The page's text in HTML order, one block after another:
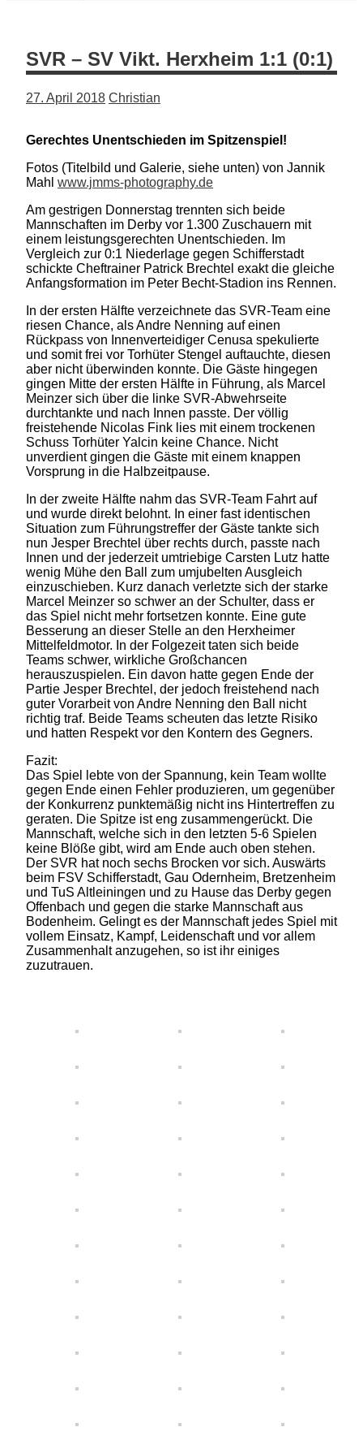
SVR – SV Vikt. Herxheim 1:1 (0:1)
27. April 2018 Christian
Gerechtes Unentschieden im Spitzenspiel!
Fotos (Titelbild und Galerie, siehe unten) von Jannik
Mahl www.jmms-photography.de
Am gestrigen Donnerstag trennten sich beide
Mannschaften im Derby vor 1.300 Zuschauern mit
einem leistungsgerechten Unentschieden. Im
Vergleich zur 0:1 Niederlage gegen Schifferstadt
schickte Cheftrainer Patrick Brechtel exakt die gleiche
Anfangsformation im Peter Becht-Stadion ins Rennen.
In der ersten Hälfte verzeichnete das SVR-Team eine
riesen Chance, als Andre Nenning auf einen
Rückpass von Innenverteidiger Cenusa spekulierte
und somit frei vor Torhüter Stengel auftauchte, diesen
aber nicht überwinden konnte. Die Gäste hingegen
gingen Mitte der ersten Hälfte in Führung, als Marcel
Meinzer sich über die linke SVR-Abwehrseite
durchtankte und nach Innen passte. Der völlig
freistehende Nicolas Fink lies mit einem trockenen
Schuss Torhüter Yalcin keine Chance. Nicht
unverdient gingen die Gäste mit einem knappen
Vorsprung in die Halbzeitpause.
In der zweite Hälfte nahm das SVR-Team Fahrt auf
und wurde direkt belohnt. In einer fast identischen
Situation zum Führungstreffer der Gäste tankte sich
nun Jesper Brechtel über rechts durch, passte nach
Innen und der jederzeit umtriebige Carsten Lutz hatte
wenig Mühe den Ball zum umjubelten Ausgleich
einzuschieben. Kurz danach verletzte sich der starke
Marcel Meinzer so schwer an der Schulter, dass er
das Spiel nicht mehr fortsetzen konnte. Eine gute
Besserung an dieser Stelle an den Herxheimer
Mittelfeldmotor. In der Folgezeit taten sich beide
Teams schwer, wirkliche Großchancen
herauszuspielen. Ein davon hatte gegen Ende der
Partie Jesper Brechtel, der jedoch freistehend nach
guter Vorarbeit von Andre Nenning den Ball nicht
richtig traf. Beide Teams scheuten das letzte Risiko
und hatten Respekt vor den Kontern des Gegners.
Fazit:
Das Spiel lebte von der Spannung, kein Team wollte
gegen Ende einen Fehler produzieren, um gegenüber
der Konkurrenz punktemäßig nicht ins Hintertreffen zu
geraten. Die Spitze ist eng zusammengerückt. Die
Mannschaft, welche sich in den letzten 5-6 Spielen
keine Blöße gibt, wird am Ende auch oben stehen.
Der SVR hat noch sechs Brocken vor sich. Auswärts
beim FSV Schifferstadt, Gau Odernheim, Bretzenheim
und TuS Altleiningen und zu Hause das Derby gegen
Offenbach und gegen die starke Mannschaft aus
Bodenheim. Gelingt es der Mannschaft jedes Spiel mit
vollem Einsatz, Kampf, Leidenschaft und vor allem
Zusammenhalt anzugehen, so ist ihr einiges
zuzutrauen.